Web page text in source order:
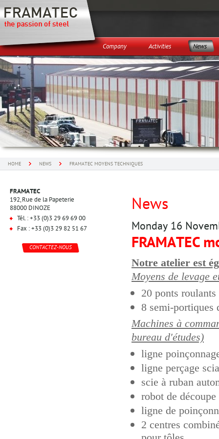
Company Activities News
HOME NEWS FRAMATEC MOYENS TECHNIQUES
FRAMATEC
192, Rue de la Papeterie
88000 DINOZE
Tél. : +33 (0)3 29 69 69 00
Fax : +33 (0)3 29 82 51 67
CONTACTEZ-NOUS
News
Monday 16
FRAMATEC
Notre atelier est
Moyens de levage
20 ponts
8 semi-
Machines à
bureau d'études)
ligne
ligne perçage
scie à ruban
robot de
ligne de
2 centres